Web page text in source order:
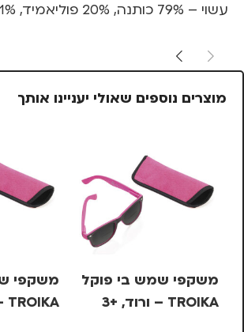
עשוי – 79% כותנה, 20% פוליאמיד, 1% אלסטן
מוצרים נוספים שאולי יעניינו אותך
משקפי שמש בי פוקל
TROIKA – ורוד, +3
משקפי
TROIKA – ורוד, +1